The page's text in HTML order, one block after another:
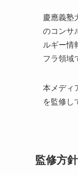
慶應義塾
のコンサ
ルギー情
フラ領域
本メディ
を監修し
監修方針